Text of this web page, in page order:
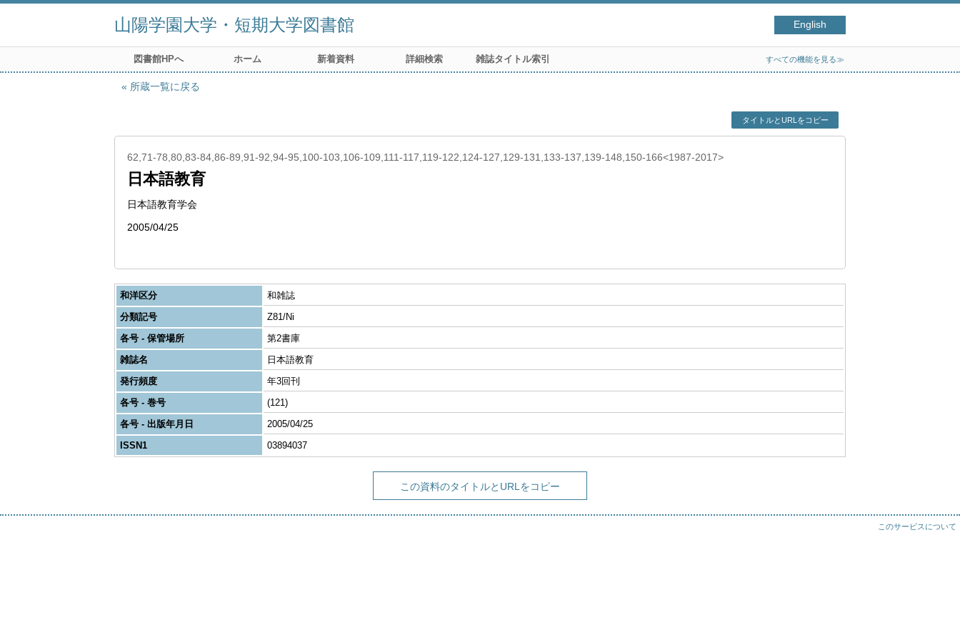
山陽学園大学・短期大学図書館 English
図書館HPへ ホーム 新着資料 詳細検索 雑誌タイトル索引 すべての機能を見る≫
所蔵一覧に戻る
タイトルとURLをコピー
62,71-78,80,83-84,86-89,91-92,94-95,100-103,106-109,111-117,119-122,124-127,129-131,133-137,139-148,150-166<1987-2017>
日本語教育
日本語教育学会
2005/04/25
和洋区分
和雑誌
分類記号
Z81/Ni
各号 - 保管場所
第2書庫
雑誌名
日本語教育
発行頻度
年3回刊
各号 - 巻号
(121)
各号 - 出版年月日
2005/04/25
ISSN1
03894037
この資料のタイトルとURLをコピー
このサービスについて